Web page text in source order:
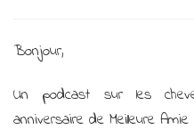
Bonjour,
Un podcast sur les
anniversaire de Meilleure Amie